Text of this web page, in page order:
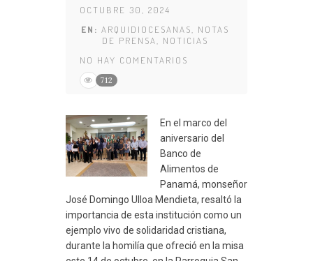
OCTUBRE 30, 2024
EN: ARQUIDIOCESANAS
NOTAS
DE PRENSA
NOTICIAS
NO HAY COMENTARIOS
712
En el marco del
aniversario del
Banco de
Alimentos de
Panamá, monseñor
José Domingo Ulloa Mendieta, resaltó la
importancia de esta institución como un
ejemplo vivo de solidaridad cristiana,
durante la homilía que ofreció en la misa